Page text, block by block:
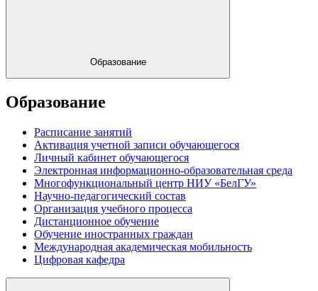
Образование
Образование
Расписание занятий
Активация учетной записи обучающегося
Личный кабинет обучающегося
Электронная информационно-образовательная среда
Многофункциональный центр НИУ «БелГУ»
Научно-педагогический состав
Организация учебного процесса
Дистанционное обучение
Обучение иностранных граждан
Международная академическая мобильность
Цифровая кафедра